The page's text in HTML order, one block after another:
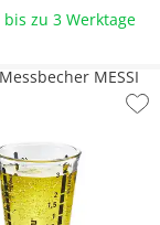
zu 3 Werktage
MESSI